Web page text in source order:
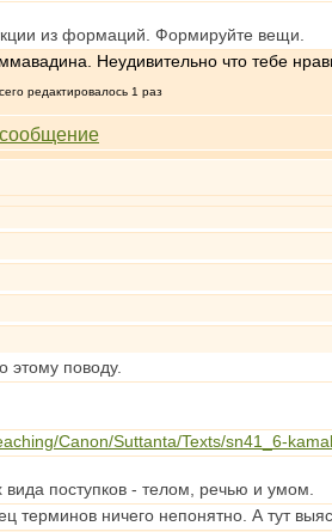
из формаций. Формируйте вещи.
Неудивительно что тебе
редактировалось 1 раз
этому поводу.
Canon/Suttanta/Texts/sn41_6-
поступков - телом, речью и умом.
терминов ничего непонятно. А тут